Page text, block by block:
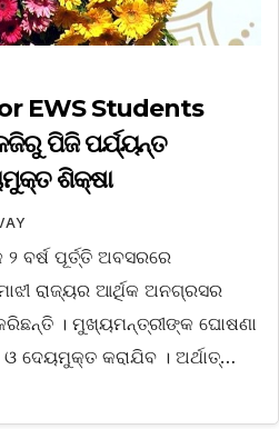
EWS Students
ପିଜି ପର୍ଯ୍ୟନ୍ତ
ଶିକ୍ଷା
ବର୍ଷ ପୂର୍ତ୍ତି ଅବସରରେ
ରାଜ୍ୟର ଆର୍ଥିକ ଅନଗ୍ରସର
। ମୁଖ୍ୟମନ୍ତ୍ରୀଙ୍କ ଘୋଷଣା
ଓ ଦେୟମୁକ୍ତ କରାଯିବ । ଅର୍ଥାତ୍…